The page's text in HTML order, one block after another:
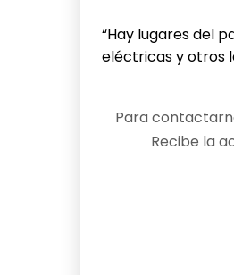
“Hay lugares del
eléctricas y otros
Para
Recibe la